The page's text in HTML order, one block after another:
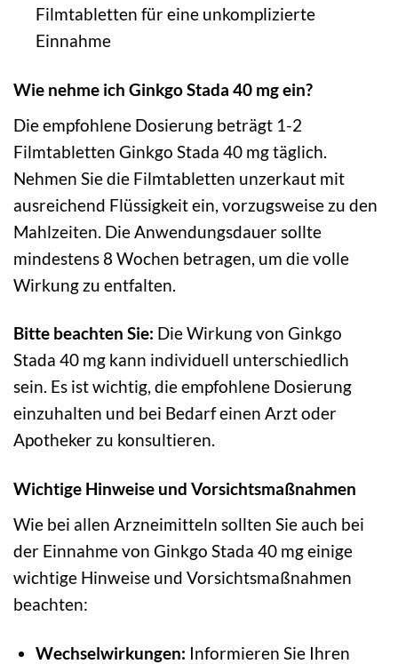
Filmtabletten für eine unkomplizierte
Einnahme
Wie nehme ich Ginkgo Stada 40 mg ein?
Die empfohlene Dosierung beträgt 1-2
Filmtabletten Ginkgo Stada 40 mg täglich.
Nehmen Sie die Filmtabletten unzerkaut mit
ausreichend Flüssigkeit ein, vorzugsweise zu den
Mahlzeiten. Die Anwendungsdauer sollte
mindestens 8 Wochen betragen, um die volle
Wirkung zu entfalten.
Bitte beachten Sie: Die Wirkung von Ginkgo
Stada 40 mg kann individuell unterschiedlich
sein. Es ist wichtig, die empfohlene Dosierung
einzuhalten und bei Bedarf einen Arzt oder
Apotheker zu konsultieren.
Wichtige Hinweise und Vorsichtsmaßnahmen
Wie bei allen Arzneimitteln sollten Sie auch bei
der Einnahme von Ginkgo Stada 40 mg einige
wichtige Hinweise und Vorsichtsmaßnahmen
beachten:
Wechselwirkungen: Informieren Sie Ihren